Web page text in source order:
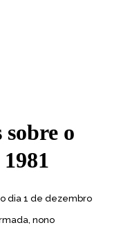
sobre o
dia 1 de dezembro
nono